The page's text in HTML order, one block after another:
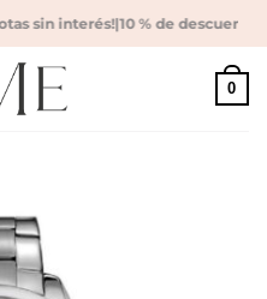
sin interés!|10 % de descuento
0